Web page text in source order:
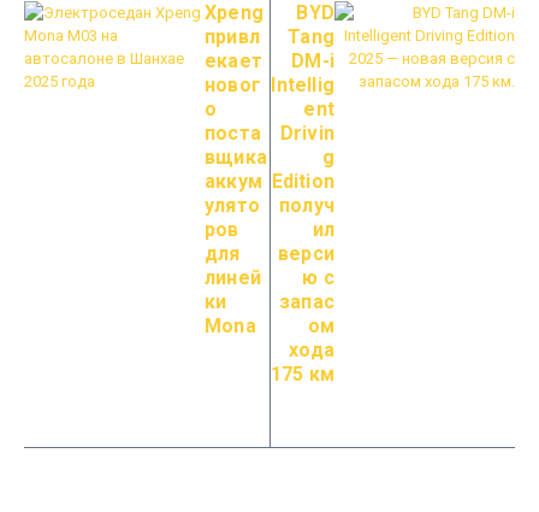
Xpeng
привл
екает
новог
о
поста
вщика
аккум
улято
ров
для
линей
ки
Mona
BYD
Tang
DM-i
Intellig
ent
Drivin
g
Edition
получ
ил
верси
ю с
запас
ом
хода
175 км